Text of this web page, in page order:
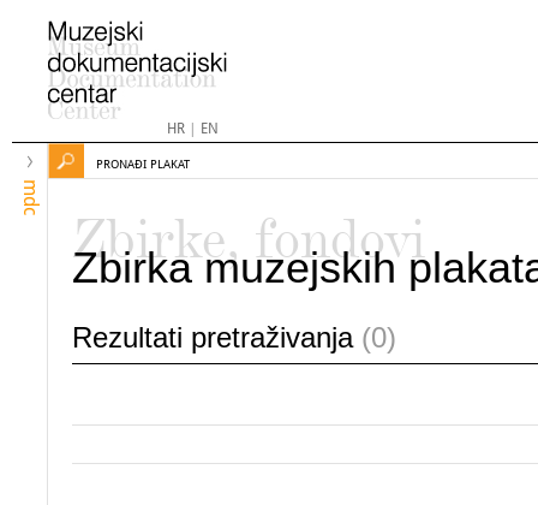
HR| EN
mdc
PRONAĐI PLAKAT
Zbirke, fondovi
Zbirka muzejskih
Rezultati pretraživanja (0)